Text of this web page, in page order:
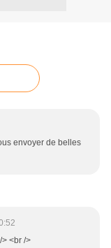
envoyer de belles
> <br />